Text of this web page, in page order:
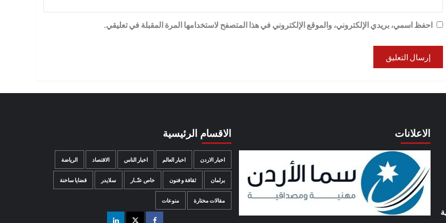
احفظ اسمي، بريدي الإلكتروني، والموقع الإلكتروني في هذا المتصفح لاستخدامها المرة المقبلة في تعليقي.
الاعلانات الاقسام الرئيسية
اخبار الاردن اخبار العالم اخبار الناس الاقتصاد الرياضة
برلمان ثقافة و فنون خاص عنّــار سلايدر قضايا ساخنة
مقالات مختارة منوعات